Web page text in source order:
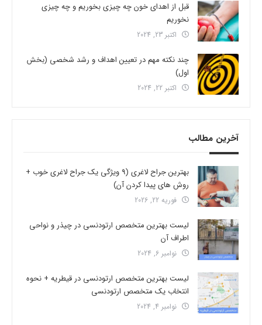
قبل از اهدای خون چه چیزی بخوریم و چه چیزی
نخوریم
اکتبر 23, 2024
چند نکته مهم در تعیین اهداف و رشد شخصی (بخش
اول)
اکتبر 22, 2024
آخرین مطالب
بهترین جراح لاغری (9 ویژگی یک جراح لاغری خوب +
روش های پیدا کردن آن)
فوریه 22, 2026
لیست بهترین متخصص ارتودنسی در چیذر و نواحی
اطراف آن
نوامبر 6, 2024
لیست بهترین متخصص ارتودنسی در قیطریه + نحوه
انتخاب یک متخصص ارتودنسی
نوامبر 4, 2024